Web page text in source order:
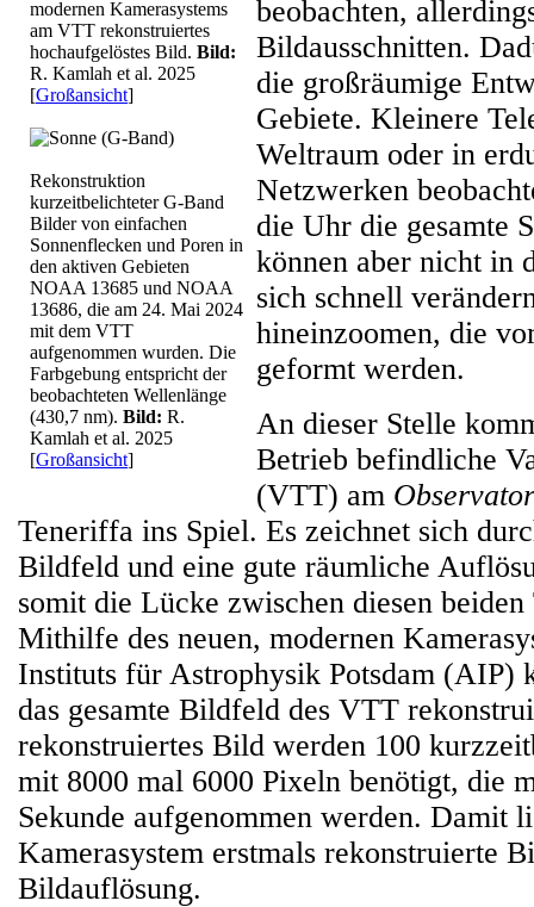
modernen Kamerasystems
am VTT rekonstruiertes
hochaufgelöstes Bild. Bild:
R. Kamlah et al. 2025
[Großansicht]
Rekonstruktion
kurzeitbelichteter G-Band
Bilder von einfachen
Sonnenflecken und Poren in
den aktiven Gebieten
NOAA 13685 und NOAA
13686, die am 24. Mai 2024
mit dem VTT
aufgenommen wurden. Die
Farbgebung entspricht der
beobachteten Wellenlänge
(430,7 nm). Bild: R.
Kamlah et al. 2025
[Großansicht]
beobachten,
Bildausschnitten.
die großräumige
Gebiete. Kleinere
Weltraum oder in
Netzwerken
die Uhr die gesamte
können aber nicht in
sich schnell
hineinzoomen, die
geformt werden.
An dieser Stelle
Betrieb befindliche
(VTT) am
Teneriffa ins Spiel. Es zeichnet sich
Bildfeld und eine gute räumliche
somit die Lücke zwischen diesen beiden
Mithilfe des neuen, modernen
Instituts für Astrophysik Potsdam (AIP)
das gesamte Bildfeld des VTT
rekonstruiertes Bild werden 100
mit 8000 mal 6000 Pixeln benötigt, die
Sekunde aufgenommen werden. Damit
Kamerasystem erstmals rekonstruierte
Bildauflösung.